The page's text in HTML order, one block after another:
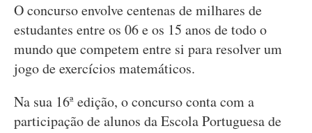
O concurso envolve centenas de milhares de
estudantes entre os 06 e os 15 anos de todo o
mundo que competem entre si para resolver um
jogo de exercícios matemáticos.
Na sua 16ª edição, o concurso conta com a
participação de alunos da Escola Portuguesa de